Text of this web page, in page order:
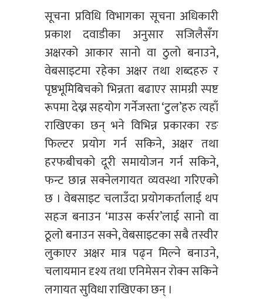
सूचना प्रविधि विभागका सूचना अधिकारी
प्रकाश दवाडीका अनुसार सजिलैसँग
अक्षरको आकार सानो वा ठुलो बनाउने,
वेबसाइटमा रहेका अक्षर तथा शब्दहरु र
पृष्ठभूमिबिचको भिन्नता बढाएर सामग्री स्पष्ट
रूपमा देख्न सहयोग गर्नेजस्ता ‘टुल’हरु त्यहाँ
राखिएका छन् भने विभिन्न प्रकारका रङ
फिल्टर प्रयोग गर्न सकिने, अक्षर तथा
हरफबीचको दूरी समायोजन गर्न सकिने,
फन्ट छान्न सक्नेलगायत व्यवस्था गरिएको
छ । वेबसाइट चलाउँदा प्रयोगकर्तालाई थप
सहज बनाउन ‘माउस कर्सर’लाई सानो वा
ठूलो बनाउन सक्ने, वेबसाइटका सबै तस्वीर
लुकाएर अक्षर मात्र पढ्न मिल्ने बनाउने,
चलायमान दृश्य तथा एनिमेसन रोक्न सकिने
लगायत सुविधा राखिएका छन् ।